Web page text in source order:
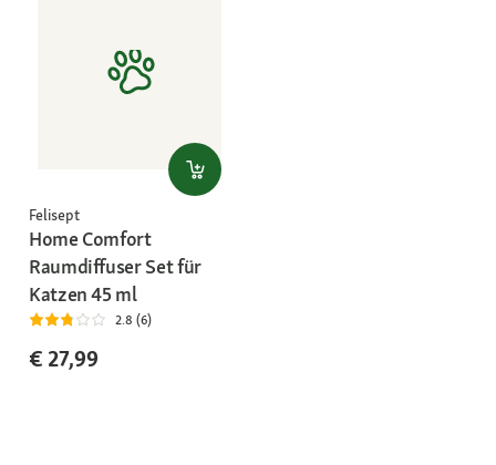
Felisept
Home Comfort
Raumdiffuser Set für
Katzen 45 ml
2.8 (6)
€ 27,99